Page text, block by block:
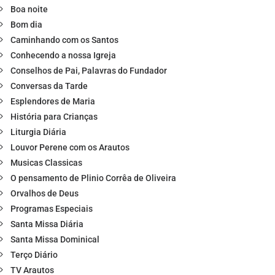
Boa noite
Bom dia
Caminhando com os Santos
Conhecendo a nossa Igreja
Conselhos de Pai, Palavras do Fundador
Conversas da Tarde
Esplendores de Maria
História para Crianças
Liturgia Diária
Louvor Perene com os Arautos
Musicas Classicas
O pensamento de Plinio Corrêa de Oliveira
Orvalhos de Deus
Programas Especiais
Santa Missa Diária
Santa Missa Dominical
Terço Diário
TV Arautos